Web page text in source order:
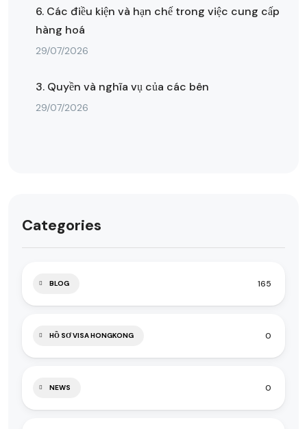
6. Các điều kiện và hạn chế trong việc cung cấp
hàng hoá
29/07/2026
3. Quyền và nghĩa vụ của các bên
29/07/2026
Categories
BLOG 165
HỒ SƠ VISA HONGKONG 0
NEWS 0